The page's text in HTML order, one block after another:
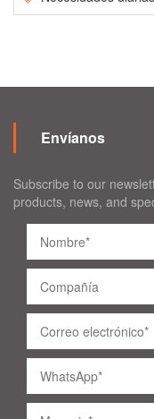
Envíanos
Subscribe to our
products, news, and